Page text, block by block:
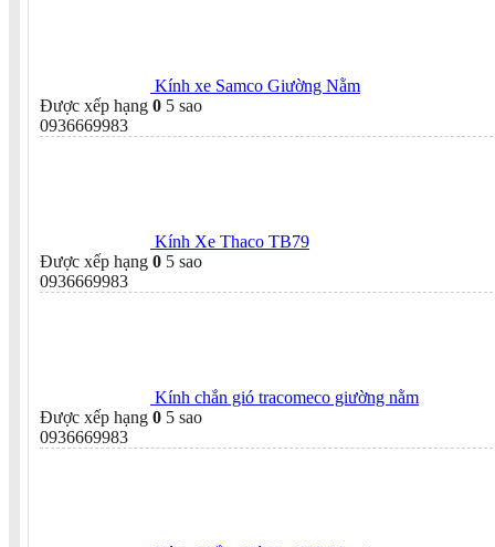
Kính xe Samco Giường Nằm
Được xếp hạng 0 5 sao
0936669983
Kính Xe Thaco TB79
Được xếp hạng 0 5 sao
0936669983
Kính chắn gió tracomeco giường nằm
Được xếp hạng 0 5 sao
0936669983